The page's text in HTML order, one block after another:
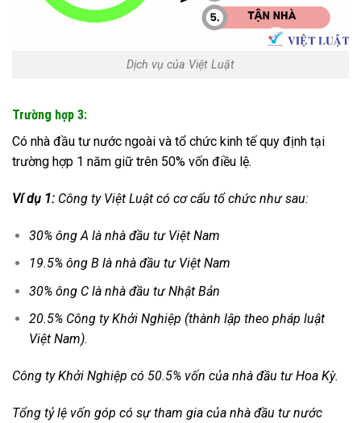
Dịch vụ của Việt Luật
Trường hợp 3:
Có nhà đầu tư nước ngoài và tổ chức kinh tế quy định tại
trường hợp 1 năm giữ trên 50% vốn điều lệ.
Ví dụ 1: Công ty Việt Luật có cơ cấu tổ chức như sau:
30% ông A là nhà đầu tư Việt Nam
19.5% ông B là nhà đầu tư Việt Nam
30% ông C là nhà đầu tư Nhật Bản
20.5% Công ty Khởi Nghiệp (thành lập theo pháp luật
Việt Nam).
Công ty Khởi Nghiệp có 50.5% vốn của nhà đầu tư Hoa Kỳ.
Tổng tỷ lệ vốn góp có sự tham gia của nhà đầu tư nước